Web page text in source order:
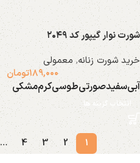
شورت نوار گیپور کد ۲۰۴۹
خرید شورت زنانه,معمولی
۱۸۹,۰۰۰تومان
آبیسفیدصورتیطوسیکرممشکی
انتخاب گزینه ها
1
2
3
4
…